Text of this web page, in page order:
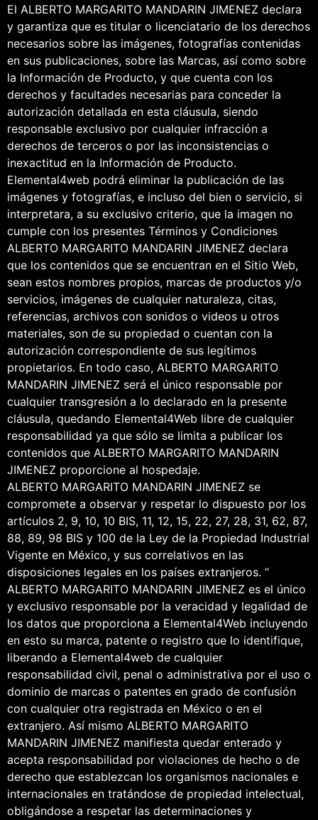
El ALBERTO MARGARITO MANDARIN JIMENEZ declara
y garantiza que es titular o licenciatario de los derechos
necesarios sobre las imágenes, fotografías contenidas
en sus publicaciones, sobre las Marcas, así como sobre
la Información de Producto, y que cuenta con los
derechos y facultades necesarias para conceder la
autorización detallada en esta cláusula, siendo
responsable exclusivo por cualquier infracción a
derechos de terceros o por las inconsistencias o
inexactitud en la Información de Producto.
Elemental4web podrá eliminar la publicación de las
imágenes y fotografías, e incluso del bien o servicio, si
interpretara, a su exclusivo criterio, que la imagen no
cumple con los presentes Términos y Condiciones
ALBERTO MARGARITO MANDARIN JIMENEZ declara
que los contenidos que se encuentran en el Sitio Web,
sean estos nombres propios, marcas de productos y/o
servicios, imágenes de cualquier naturaleza, citas,
referencias, archivos con sonidos o videos u otros
materiales, son de su propiedad o cuentan con la
autorización correspondiente de sus legítimos
propietarios. En todo caso, ALBERTO MARGARITO
MANDARIN JIMENEZ será el único responsable por
cualquier transgresión a lo declarado en la presente
cláusula, quedando Elemental4Web libre de cualquier
responsabilidad ya que sólo se limita a publicar los
contenidos que ALBERTO MARGARITO MANDARIN
JIMENEZ proporcione al hospedaje.
ALBERTO MARGARITO MANDARIN JIMENEZ se
compromete a observar y respetar lo dispuesto por los
artículos 2, 9, 10, 10 BIS, 11, 12, 15, 22, 27, 28, 31, 62, 87,
88, 89, 98 BIS y 100 de la Ley de la Propiedad Industrial
Vigente en México, y sus correlativos en las
disposiciones legales en los países extranjeros. “
ALBERTO MARGARITO MANDARIN JIMENEZ es el único
y exclusivo responsable por la veracidad y legalidad de
los datos que proporciona a Elemental4Web incluyendo
en esto su marca, patente o registro que lo identifique,
liberando a Elemental4web de cualquier
responsabilidad civil, penal o administrativa por el uso o
dominio de marcas o patentes en grado de confusión
con cualquier otra registrada en México o en el
extranjero. Así mismo ALBERTO MARGARITO
MANDARIN JIMENEZ manifiesta quedar enterado y
acepta responsabilidad por violaciones de hecho o de
derecho que establezcan los organismos nacionales e
internacionales en tratándose de propiedad intelectual,
obligándose a respetar las determinaciones y